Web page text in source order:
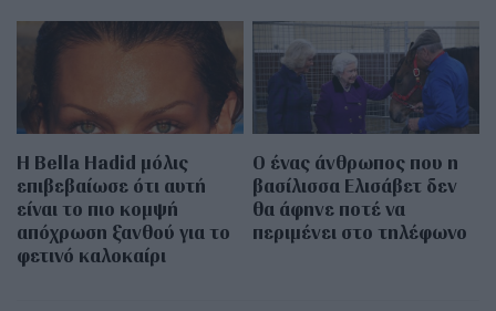
Η Bella Hadid μόλις
επιβεβαίωσε ότι αυτή
είναι το πιο κομψή
απόχρωση ξανθού για το
φετινό καλοκαίρι
Ο ένας άνθρωπος που η
βασίλισσα Ελισάβετ δεν
θα άφηνε ποτέ να
περιμένει στο τηλέφωνο